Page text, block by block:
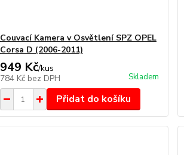
Couvací Kamera v Osvětlení SPZ OPEL
Corsa D (2006-2011)
949 Kč/kus
784 Kč bez DPH Skladem
Přidat do košíku